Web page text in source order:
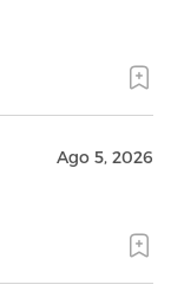
Ago 5, 2026